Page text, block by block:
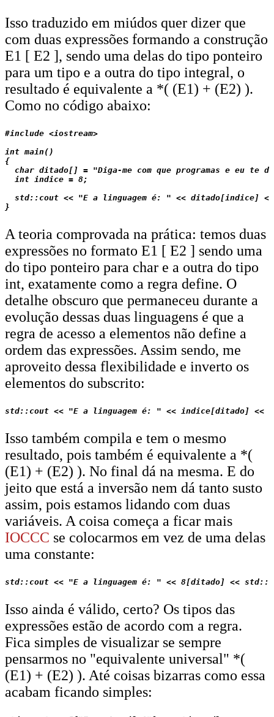
Isso traduzido em miúdos quer dizer que
com duas expressões formando a construção
E1 [ E2 ], sendo uma delas do tipo ponteiro
para um tipo e a outra do tipo integral, o
resultado é equivalente a *( (E1) + (E2) ).
Como no código abaixo:
#include <iostream>
int main()
{
char ditado[] = "Diga-me com que programas e eu te
  int indice = 8;
std::cout << "E a linguagem é: " << ditado[indice]
A teoria comprovada na prática: temos duas
expressões no formato E1 [ E2 ] sendo uma
do tipo ponteiro para char e a outra do tipo
int, exatamente como a regra define. O
detalhe obscuro que permaneceu durante a
evolução dessas duas linguagens é que a
regra de acesso a elementos não define a
ordem das expressões. Assim sendo, me
aproveito dessa flexibilidade e inverto os
elementos do subscrito:
Isso também compila e tem o mesmo
resultado, pois também é equivalente a *(
(E1) + (E2) ). No final dá na mesma. E do
jeito que está a inversão nem dá tanto susto
assim, pois estamos lidando com duas
variáveis. A coisa começa a ficar mais
IOCCC se colocarmos em vez de uma delas
uma constante:
Isso ainda é válido, certo? Os tipos das
expressões estão de acordo com a regra.
Fica simples de visualizar se sempre
pensarmos no "equivalente universal" *(
(E1) + (E2) ). Até coisas bizarras como essa
acabam ficando simples: